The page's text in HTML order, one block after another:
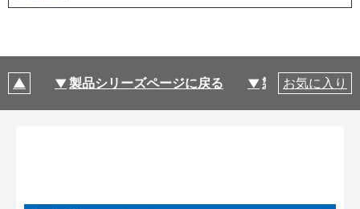
製品シリーズページに戻る 製品仕様
お気に入り